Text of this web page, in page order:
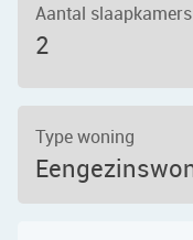
Aantal slaapkamers
2
Type woning